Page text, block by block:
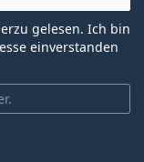
gelesen. Ich bin
einverstanden